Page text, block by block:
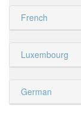
French
Luxembourg
German